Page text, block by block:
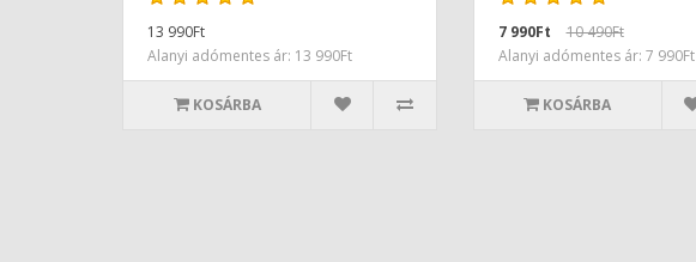
13 990Ft
Alanyi adómentes ár: 13 990Ft
KOSÁRBA
7 990Ft
10 490Ft
Alanyi adómentes ár: 7 990Ft
KOSÁRBA